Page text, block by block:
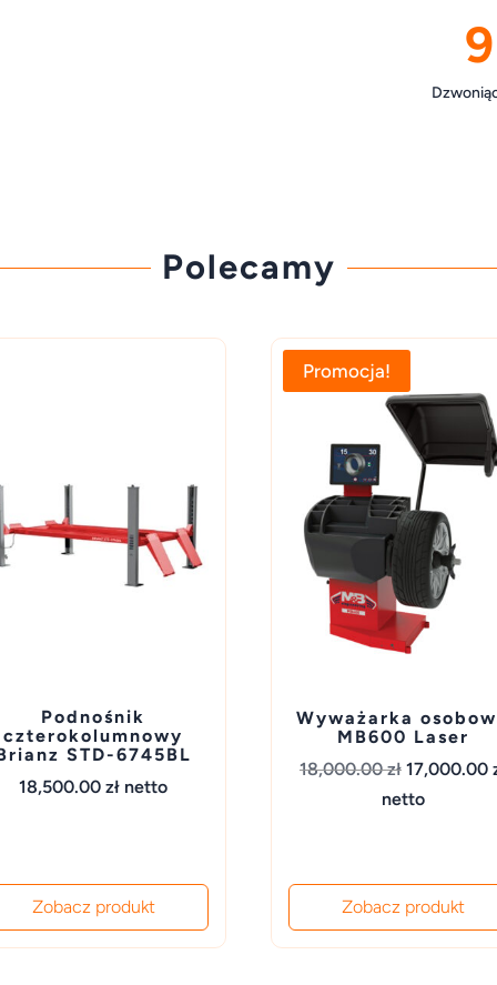
Polecamy
Podnośnik
czterokolumnowy
STD-6745BL
18,500.00zł netto
Zobacz produkt
Promocja!
Wyważarka
MB600 Laser
18,000.00zł Pierwotna
cena
17,000.00
netto
Zobacz produkt